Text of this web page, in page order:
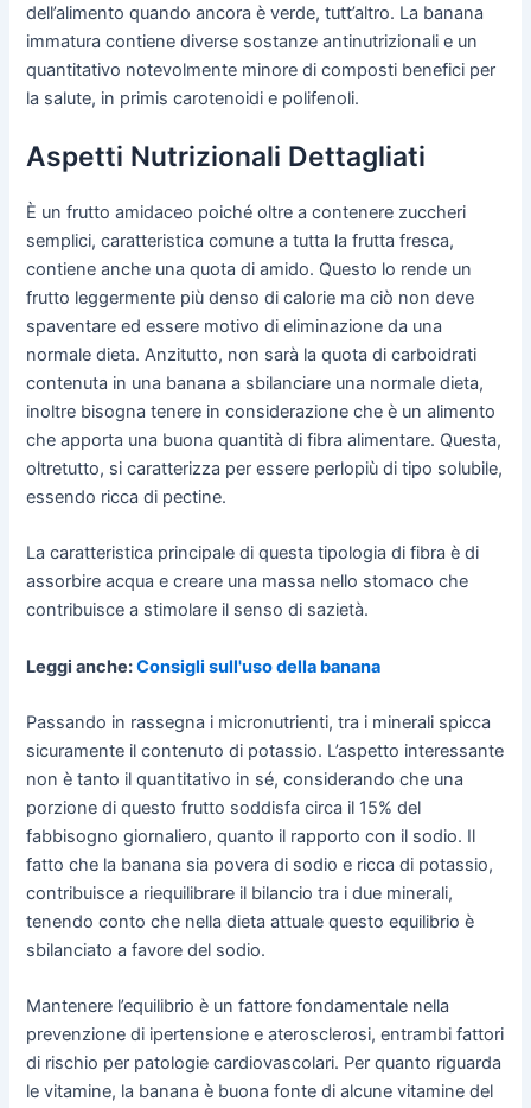
dell’alimento quando ancora è verde, tutt’altro. La banana
immatura contiene diverse sostanze antinutrizionali e un
quantitativo notevolmente minore di composti benefici per
la salute, in primis carotenoidi e polifenoli.
Aspetti Nutrizionali Dettagliati
È un frutto amidaceo poiché oltre a contenere zuccheri
semplici, caratteristica comune a tutta la frutta fresca,
contiene anche una quota di amido. Questo lo rende un
frutto leggermente più denso di calorie ma ciò non deve
spaventare ed essere motivo di eliminazione da una
normale dieta. Anzitutto, non sarà la quota di carboidrati
contenuta in una banana a sbilanciare una normale dieta,
inoltre bisogna tenere in considerazione che è un alimento
che apporta una buona quantità di fibra alimentare. Questa,
oltretutto, si caratterizza per essere perlopiù di tipo solubile,
essendo ricca di pectine.
La caratteristica principale di questa tipologia di fibra è di
assorbire acqua e creare una massa nello stomaco che
contribuisce a stimolare il senso di sazietà.
Leggi anche:Consigli sull'uso della banana
Passando in rassegna i micronutrienti, tra i minerali spicca
sicuramente il contenuto di potassio. L’aspetto interessante
non è tanto il quantitativo in sé, considerando che una
porzione di questo frutto soddisfa circa il 15% del
fabbisogno giornaliero, quanto il rapporto con il sodio. Il
fatto che la banana sia povera di sodio e ricca di potassio,
contribuisce a riequilibrare il bilancio tra i due minerali,
tenendo conto che nella dieta attuale questo equilibrio è
sbilanciato a favore del sodio.
Mantenere l’equilibrio è un fattore fondamentale nella
prevenzione di ipertensione e aterosclerosi, entrambi fattori
di rischio per patologie cardiovascolari. Per quanto riguarda
le vitamine, la banana è buona fonte di alcune vitamine del